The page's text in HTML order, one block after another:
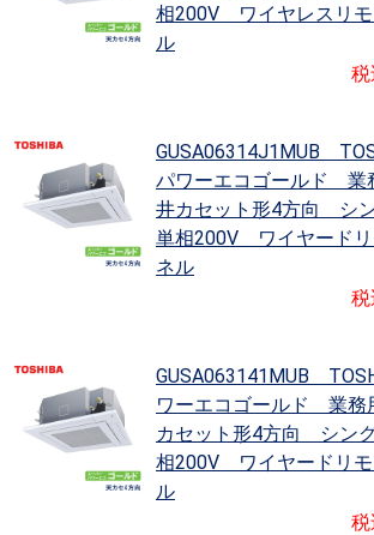
相200V ワイヤレスリ
ル
GUSA06314J1MUB
パワーエコゴールド 業
井カセット形4方向 シ
単相200V ワイヤード
ネル
GUSA063141MUB
ワーエコゴールド 業
カセット形4方向 シ
相200V ワイヤードリ
ル